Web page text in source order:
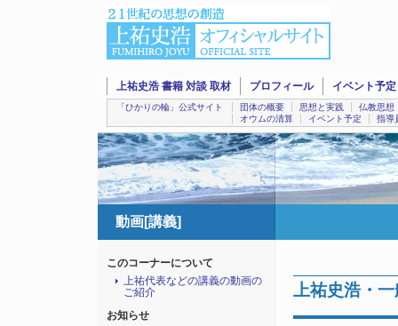
上祐史浩 書籍 対談 取材 プロフィール イベント予定
「ひかりの輪」公式サイト 団体の概要 思想と実践
仏教思想
オウムの清算
イベント予定 指導
動画[講義]
上祐史浩・
このコーナーについて
上祐代表などの講義の動画の
ご紹介
お知らせ